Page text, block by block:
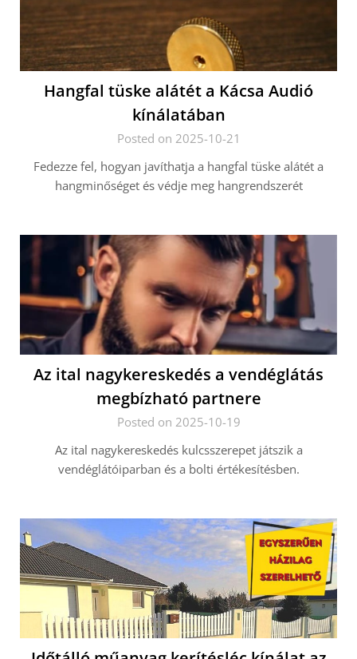
Hangfal tüske alátét a Kácsa Audió
kínálatában
Posted on 2025-10-21
Fedezze fel, hogyan javíthatja a hangfal tüske alátét a
hangminőséget és védje meg hangrendszerét
Az ital nagykereskedés a vendéglátás
megbízható partnere
Posted on 2025-10-19
Az ital nagykereskedés kulcsszerepet játszik a
vendéglátóiparban és a bolti értékesítésben.